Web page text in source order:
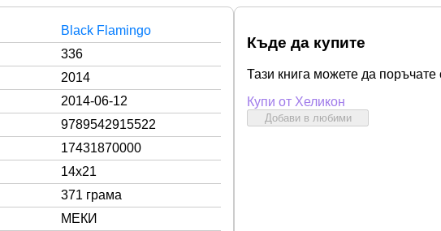
Black Flamingo
336
2014
2014-06-12
9789542915522
17431870000
14x21
371 грама
МЕКИ
Къде да купите
Тази книга можете да
Купи от Хеликон
Добави в любими